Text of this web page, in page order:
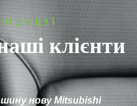
клієнти
на кераміку і рідке